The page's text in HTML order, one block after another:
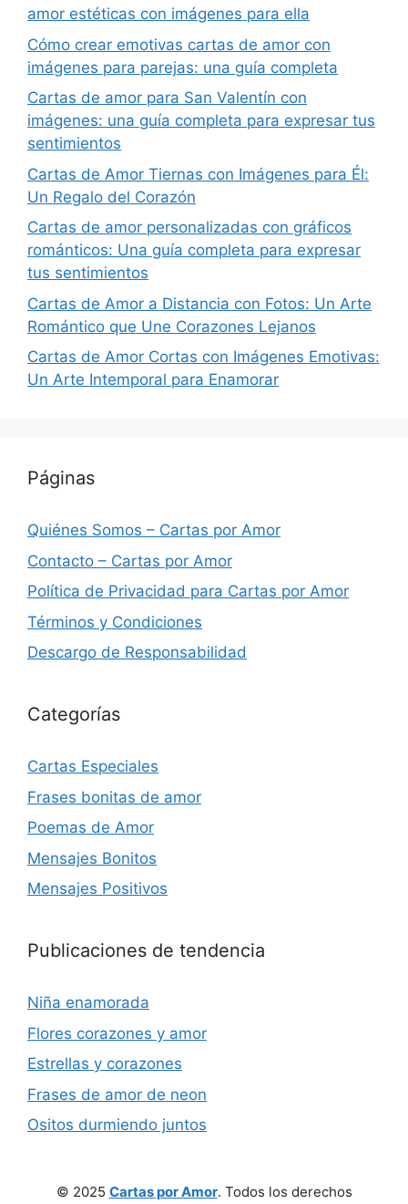
amor estéticas con imágenes para ella
Cómo crear emotivas cartas de amor con
imágenes para parejas: una guía completa
Cartas de amor para San Valentín con
imágenes: una guía completa para expresar tus
sentimientos
Cartas de Amor Tiernas con Imágenes para Él:
Un Regalo del Corazón
Cartas de amor personalizadas con gráficos
románticos: Una guía completa para expresar
tus sentimientos
Cartas de Amor a Distancia con Fotos: Un Arte
Romántico que Une Corazones Lejanos
Cartas de Amor Cortas con Imágenes Emotivas:
Un Arte Intemporal para Enamorar
Páginas
Quiénes Somos – Cartas por Amor
Contacto – Cartas por Amor
Política de Privacidad para Cartas por Amor
Términos y Condiciones
Descargo de Responsabilidad
Categorías
Cartas Especiales
Frases bonitas de amor
Poemas de Amor
Mensajes Bonitos
Mensajes Positivos
Publicaciones de tendencia
Niña enamorada
Flores corazones y amor
Estrellas y corazones
Frases de amor de neon
Ositos durmiendo juntos
© 2025 Cartas por Amor. Todos los derechos